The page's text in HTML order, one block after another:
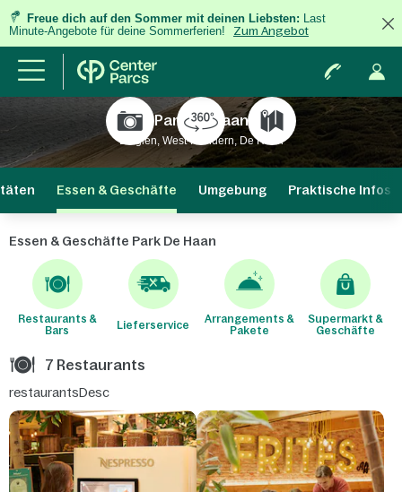
Freue dich auf den Sommer mit deinen Liebsten: Last
Minute-Angebote für deine Sommerferien!
Zum Angebot
Park De Haan
Belgien, West-Flandern, De Haan
Essen & Geschäfte Umgebung Praktische Infos
Essen & Geschäfte Park De Haan
Restaurants &
Bars
Lieferservice
Arrangements &
Pakete
Supermarkt &
Geschäfte
7 Restaurants
restaurantsDesc